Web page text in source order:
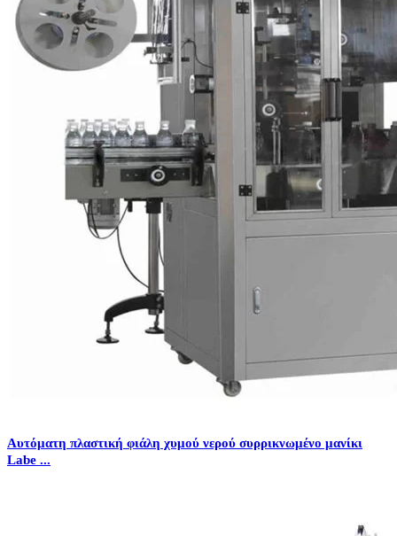
Αυτόματη πλαστική φιάλη χυμού νερού συρρικνωμένο μανίκι
Labe ...